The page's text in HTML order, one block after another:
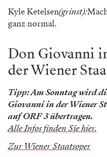
Kyle Ketelsen(grinst):
ganz normal.
Don Giovanni
der Wiener
Tipp: Am Sonntag wird
Giovanni in der Wiener
auf ORF 3 übertragen.
Alle Infos finden Sie hier.
Zur Wiener Staatsoper